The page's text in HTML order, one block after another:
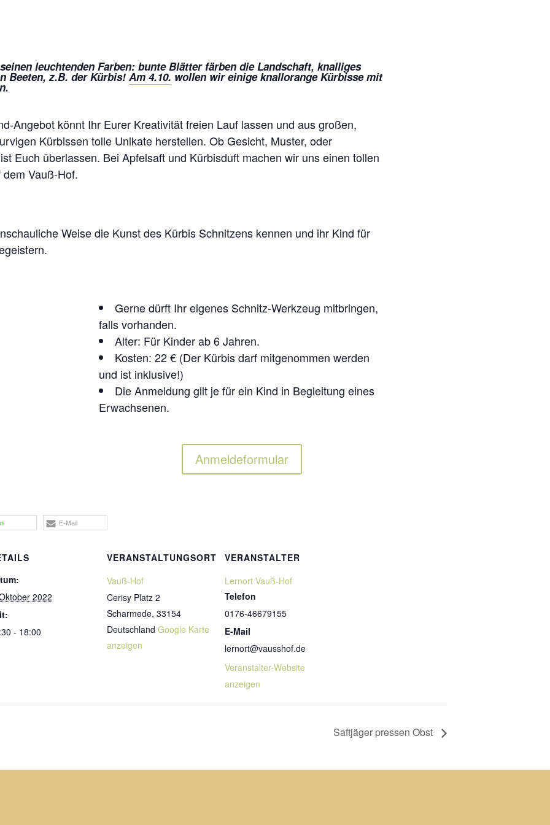
leuchtenden Farben: bunte Blätter färben die Landschaft, knalliges
Beeten, z.B. der Kürbis! Am 4.10. wollen wir einige knallorange Kürbisse mit
Angebot könnt Ihr Eurer Kreativität freien Lauf lassen und aus großen,
Kürbissen tolle Unikate herstellen. Ob Gesicht, Muster, oder
Euch überlassen. Bei Apfelsaft und Kürbisduft machen wir uns einen tollen
Vauß-Hof.
Weise die Kunst des Kürbis Schnitzens kennen und ihr Kind für
Gerne dürft Ihr eigenes Schnitz-Werkzeug mitbringen,
falls vorhanden.
Alter: Für Kinder ab 6 Jahren.
Kosten: 22 € (Der Kürbis darf mitgenommen werden
und ist inklusive!)
Die Anmeldung gilt je für ein Kind in Begleitung eines
Erwachsenen.
Anmeldeformular
E-Mail
2022
- 18:00
VERANSTALTUNGSORT
Vauß-Hof
Cerisy Platz 2
Scharmede, 33154
Deutschland Google Karte
anzeigen
VERANSTALTER
Lernort Vauß-Hof
Telefon
0176-46679155
E-Mail
lernort@vausshof.de
Veranstalter-Website
anzeigen
Saftjäger pressen Obst